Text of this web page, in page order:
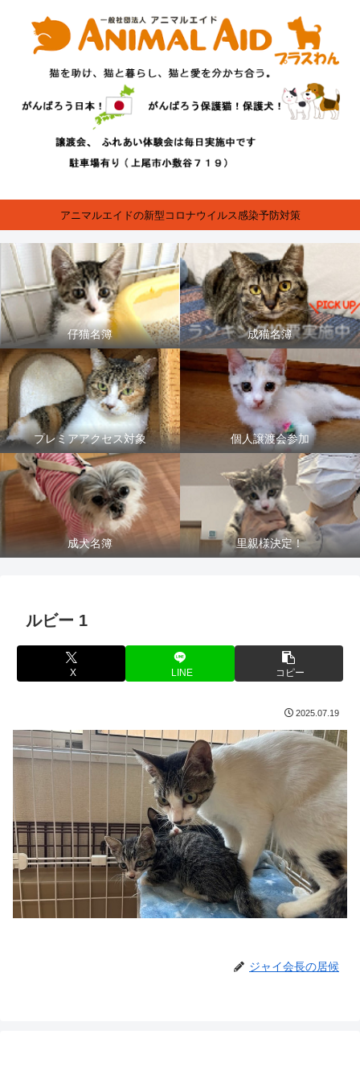
アニマルエイドの新型コロナウイルス感染予防対策
仔猫名簿 成猫名簿
プレミアアクセス対象 個人譲渡会参加
成犬名簿 里親様決定！
ルビー 1
X LINE コピー
2025.07.19
ジャイ会長の居候